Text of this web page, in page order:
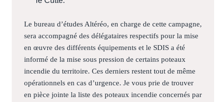
Le bureau d’études Altéréo, en charge de cette campagne,
sera accompagné des délégataires respectifs pour la mise
en œuvre des différents équipements et le SDIS a été
informé de la mise sous pression de certains poteaux
incendie du territoire. Ces derniers restent tout de même
opérationnels en cas d’urgence. Je vous prie de trouver
en pièce jointe la liste des poteaux incendie concernés par